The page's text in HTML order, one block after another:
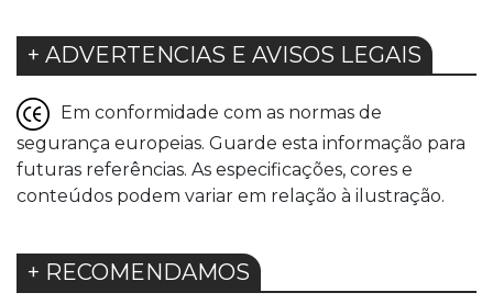
+ ADVERTENCIAS E AVISOS LEGAIS
Em conformidade com as normas de
segurança europeias. Guarde esta informação para
futuras referências. As especificações, cores e
conteúdos podem variar em relação à ilustração.
+ RECOMENDAMOS